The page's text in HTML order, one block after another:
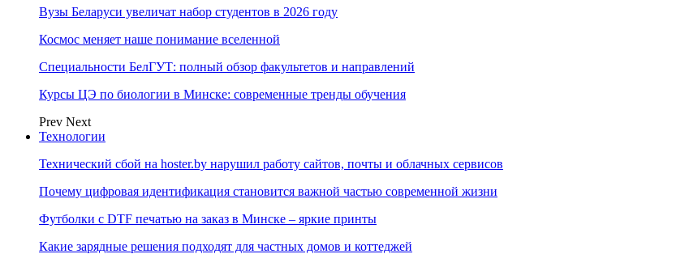
Вузы Беларуси увеличат набор студентов в 2026 году
Космос меняет наше понимание вселенной
Специальности БелГУТ: полный обзор факультетов и направлений
Курсы ЦЭ по биологии в Минске: современные тренды обучения
Prev Next
Технологии
Технический сбой на hoster.by нарушил работу сайтов, почты и облачных сервисов
Почему цифровая идентификация становится важной частью современной жизни
Футболки с DTF печатью на заказ в Минске – яркие принты
Какие зарядные решения подходят для частных домов и коттеджей